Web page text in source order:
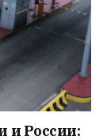
и России: